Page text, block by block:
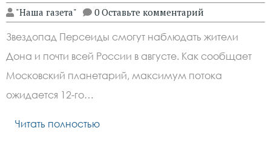
"Наша газета" 0 Оставьте комментарий
Звездопад Персеиды смогут наблюдать жители
Дона и почти всей России в августе. Как сообщает
Московский планетарий, максимум потока
ожидается 12-го…
Читать полностью